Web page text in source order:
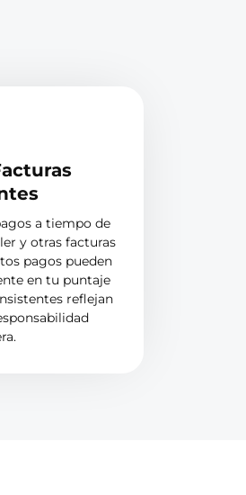
a tiempo de
y otras facturas
pagos pueden
en tu puntaje
reflejan